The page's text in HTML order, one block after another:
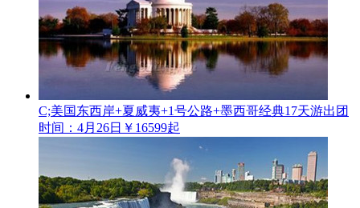
C;美国东西岸+夏威夷+1号公路+墨西哥经典17天游出团
时间：4月26日 ￥16599起